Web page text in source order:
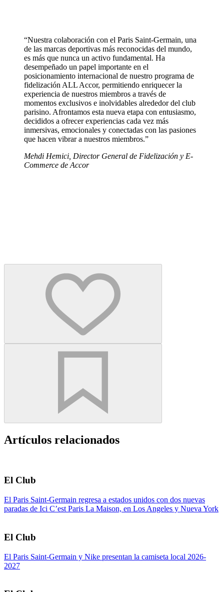
“Nuestra colaboración con el Paris Saint-Germain, una
de las marcas deportivas más reconocidas del mundo,
es más que nunca un activo fundamental. Ha
desempeñado un papel importante en el
posicionamiento internacional de nuestro programa de
fidelización ALL Accor, permitiendo enriquecer la
experiencia de nuestros miembros a través de
momentos exclusivos e inolvidables alrededor del club
parisino. Afrontamos esta nueva etapa con entusiasmo,
decididos a ofrecer experiencias cada vez más
inmersivas, emocionales y conectadas con las pasiones
que hacen vibrar a nuestros miembros.”
Mehdi Hemici, Director General de Fidelización y E-
Commerce de Accor
Artículos relacionados
El Club
El Paris Saint-Germain regresa a estados unidos con dos nuevas
paradas de Ici C’est Paris La Maison, en Los Angeles y Nueva York
El Club
El Paris Saint-Germain y Nike presentan la camiseta local 2026-
2027